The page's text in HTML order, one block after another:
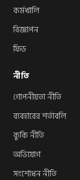
কর্মখালি
বিজ্ঞাপন
ফিড
নীতি
গোপনীয়তা নীতি
ব্যবহারের শর্তাবলি
কুকি নীতি
অভিযোগ
সংশোধন নীতি